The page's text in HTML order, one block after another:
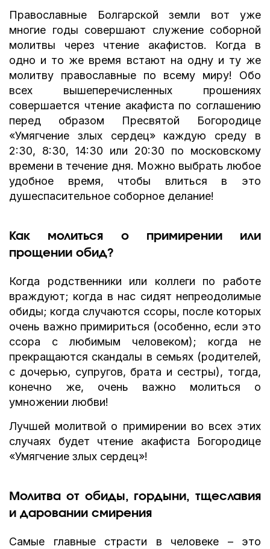
Православные Болгарской земли вот уже
многие годы совершают служение соборной
молитвы через чтение акафистов. Когда в
одно и то же время встают на одну и ту же
молитву православные по всему миру! Обо
всех вышеперечисленных прошениях
совершается чтение акафиста по соглашению
перед образом Пресвятой Богородице
«Умягчение злых сердец» каждую среду в
2:30, 8:30, 14:30 или 20:30 по московскому
времени в течение дня. Можно выбрать любое
удобное время, чтобы влиться в это
душеспасительное соборное делание!
Как молиться о примирении или
прощении обид?
Когда родственники или коллеги по работе
враждуют; когда в нас сидят непреодолимые
обиды; когда случаются ссоры, после которых
очень важно примириться (особенно, если это
ссора с любимым человеком); когда не
прекращаются скандалы в семьях (родителей,
с дочерью, супругов, брата и сестры), тогда,
конечно же, очень важно молиться о
умножении любви!
Лучшей молитвой о примирении во всех этих
случаях будет чтение акафиста Богородице
«Умягчение злых сердец»!
Молитва от обиды, гордыни, тщеславия
и даровании смирения
Самые главные страсти в человеке – это